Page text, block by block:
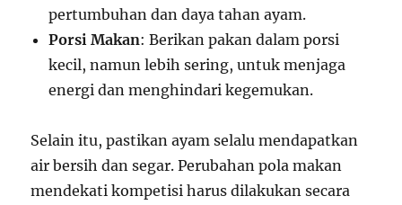
pertumbuhan dan daya tahan ayam.
Porsi Makan: Berikan pakan dalam porsi
kecil, namun lebih sering, untuk menjaga
energi dan menghindari kegemukan.
Selain itu, pastikan ayam selalu mendapatkan
air bersih dan segar. Perubahan pola makan
mendekati kompetisi harus dilakukan secara